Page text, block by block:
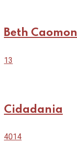
Beth Caomon
13
Cidadania
4014